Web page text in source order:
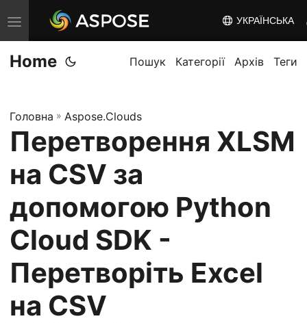
T
o
g
e
n
v
g
a
t
n
УКРАЇНСЬКА
Home Пошук Категорії Архів Теги
Головна » Aspose.Clouds
Перетворення XLSM
на CSV за
допомогою Python
Cloud SDK -
Перетворіть Excel
на CSV